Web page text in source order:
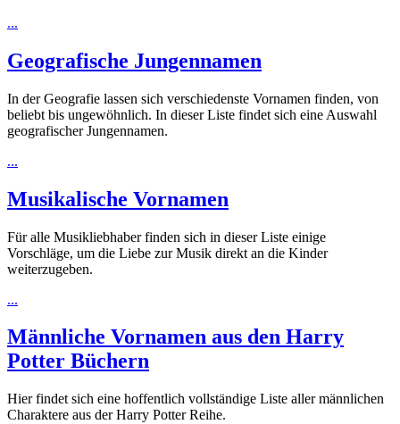
...
Geografische Jungennamen
In der Geografie lassen sich verschiedenste Vornamen finden, von
beliebt bis ungewöhnlich. In dieser Liste findet sich eine Auswahl
geografischer Jungennamen.
...
Musikalische Vornamen
Für alle Musikliebhaber finden sich in dieser Liste einige
Vorschläge, um die Liebe zur Musik direkt an die Kinder
weiterzugeben.
...
Männliche Vornamen aus den Harry
Potter Büchern
Hier findet sich eine hoffentlich vollständige Liste aller männlichen
Charaktere aus der Harry Potter Reihe.